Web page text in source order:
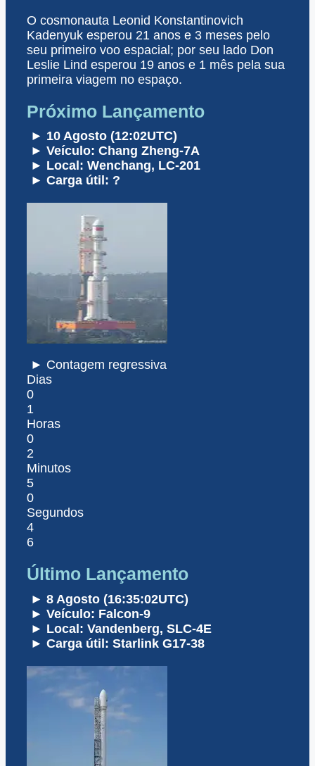
O cosmonauta Leonid Konstantinovich
Kadenyuk esperou 21 anos e 3 meses pelo
seu primeiro voo espacial; por seu lado Don
Leslie Lind esperou 19 anos e 1 mês pela sua
primeira viagem no espaço.
Próximo Lançamento
► 10 Agosto (12:02UTC)
► Veículo: Chang Zheng-7A
► Local: Wenchang, LC-201
► Carga útil: ?
► Contagem regressiva
Dias
0
1
Horas
0
2
Minutos
5
0
Segundos
4
6
Último Lançamento
► 8 Agosto (16:35:02UTC)
► Veículo: Falcon-9
► Local: Vandenberg, SLC-4E
► Carga útil: Starlink G17-38